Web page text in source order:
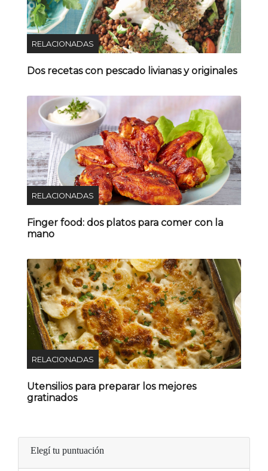
RELACIONADAS
Dos recetas con pescado livianas y originales
RELACIONADAS
Finger food: dos platos para comer con la
mano
RELACIONADAS
Utensilios para preparar los mejores
gratinados
Elegí tu puntuación